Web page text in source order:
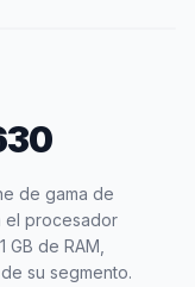
de gama de
el procesador
de RAM,
su segmento.